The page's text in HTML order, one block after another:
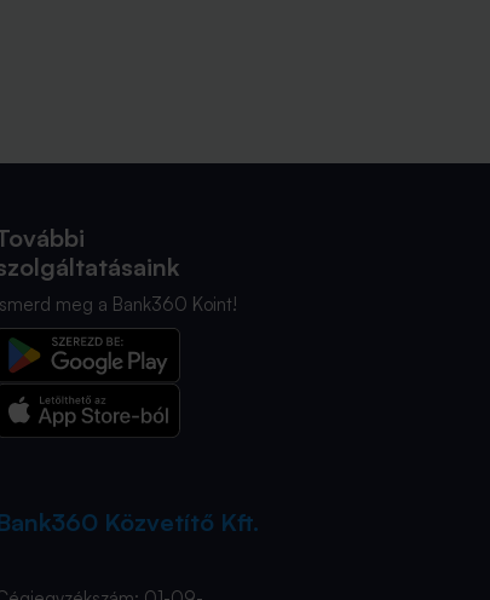
meg a Bank360 Koint!
Közvetítő Kft.